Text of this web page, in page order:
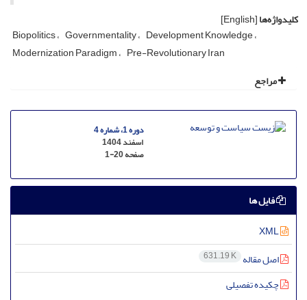
کلیدواژه‌ها[English]
Biopolitics Governmentality Development Knowledge
Modernization Paradigm Pre-Revolutionary Iran
مراجع
دوره 1، شماره 4
اسفند 1404
صفحه1-20
فایل ها
اصل مقاله 631.19 K
چکیده تفصیلی